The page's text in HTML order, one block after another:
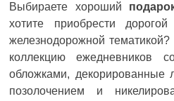
Выбираете хороший
хотите приобрести
железнодорожной
коллекцию ежедневников
обложками, декорированные
позолочением и